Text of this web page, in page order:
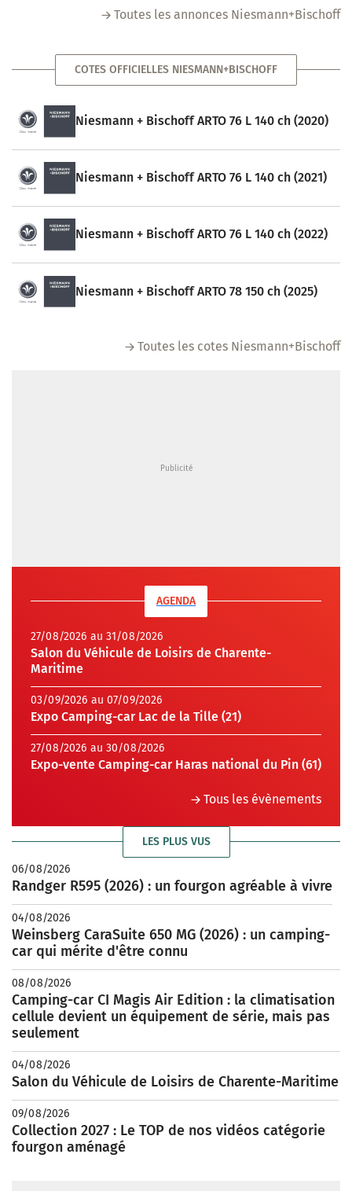
Toutes les annonces Niesmann+Bischoff
COTES OFFICIELLES NIESMANN+BISCHOFF
Niesmann + Bischoff ARTO 76 L 140 ch (2020)
Niesmann + Bischoff ARTO 76 L 140 ch (2021)
Niesmann + Bischoff ARTO 76 L 140 ch (2022)
Niesmann + Bischoff ARTO 78 150 ch (2025)
Toutes les cotes Niesmann+Bischoff
AGENDA
27/08/2026 au 31/08/2026
Salon du Véhicule de Loisirs de Charente-
Maritime
03/09/2026 au 07/09/2026
Expo Camping-car Lac de la Tille (21)
27/08/2026 au 30/08/2026
Expo-vente Camping-car Haras national du Pin (61)
Tous les évènements
LES PLUS VUS
06/08/2026
Randger R595 (2026) : un fourgon agréable à vivre
04/08/2026
Weinsberg CaraSuite 650 MG (2026) : un camping-
car qui mérite d'être connu
08/08/2026
Camping-car CI Magis Air Edition : la climatisation
cellule devient un équipement de série, mais pas
seulement
04/08/2026
Salon du Véhicule de Loisirs de Charente-Maritime
09/08/2026
Collection 2027 : Le TOP de nos vidéos catégorie
fourgon aménagé